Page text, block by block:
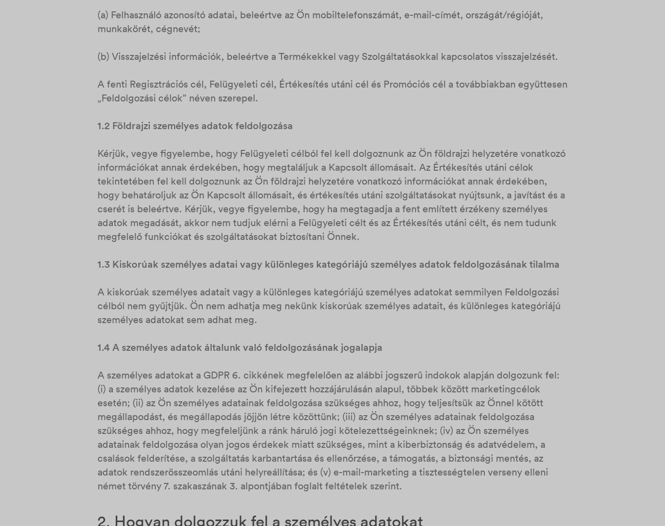
(a) Felhasználó azonosító adatai, beleértve az Ön mobiltelefonszámát, e-mail-címét, országát/régióját,
munkakörét, cégnevét;
(b) Visszajelzési információk, beleértve a Termékekkel vagy Szolgáltatásokkal kapcsolatos visszajelzését.
A fenti Regisztrációs cél, Felügyeleti cél, Értékesítés utáni cél és Promóciós cél a továbbiakban együttesen
„Feldolgozási célok” néven szerepel.
1.2 Földrajzi személyes adatok feldolgozása
Kérjük, vegye figyelembe, hogy Felügyeleti célból fel kell dolgoznunk az Ön földrajzi helyzetére vonatkozó
információkat annak érdekében, hogy megtaláljuk a Kapcsolt állomásait. Az Értékesítés utáni célok
tekintetében fel kell dolgoznunk az Ön földrajzi helyzetére vonatkozó információkat annak érdekében,
hogy behatároljuk az Ön Kapcsolt állomásait, és értékesítés utáni szolgáltatásokat nyújtsunk, a javítást és a
cserét is beleértve. Kérjük, vegye figyelembe, hogy ha megtagadja a fent említett érzékeny személyes
adatok megadását, akkor nem tudjuk elérni a Felügyeleti célt és az Értékesítés utáni célt, és nem tudunk
megfelelő funkciókat és szolgáltatásokat biztosítani Önnek.
1.3 Kiskorúak személyes adatai vagy különleges kategóriájú személyes adatok feldolgozásának tilalma
A kiskorúak személyes adatait vagy a különleges kategóriájú személyes adatokat semmilyen Feldolgozási
célból nem gyűjtjük. Ön nem adhatja meg nekünk kiskorúak személyes adatait, és különleges kategóriájú
személyes adatokat sem adhat meg.
1.4 A személyes adatok általunk való feldolgozásának jogalapja
A személyes adatokat a GDPR 6. cikkének megfelelően az alábbi jogszerű indokok alapján dolgozunk fel:
(i) a személyes adatok kezelése az Ön kifejezett hozzájárulásán alapul, többek között marketingcélok
esetén; (ii) az Ön személyes adatainak feldolgozása szükséges ahhoz, hogy teljesítsük az Önnel kötött
megállapodást, és megállapodás jöjjön létre közöttünk; (iii) az Ön személyes adatainak feldolgozása
szükséges ahhoz, hogy megfeleljünk a ránk háruló jogi kötelezettségeinknek; (iv) az Ön személyes
adatainak feldolgozása olyan jogos érdekek miatt szükséges, mint a kiberbiztonság és adatvédelem, a
csalások felderítése, a szolgáltatás karbantartása és ellenőrzése, a támogatás, a biztonsági mentés, az
adatok rendszerösszeomlás utáni helyreállítása; és (v) e-mail-marketing a tisztességtelen verseny elleni
német törvény 7. szakaszának 3. alpontjában foglalt feltételek szerint.
2. Hogyan dolgozzuk fel a személyes adatokat